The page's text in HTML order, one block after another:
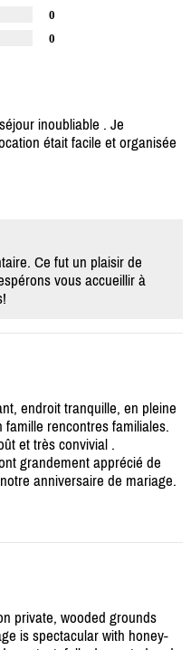
0
0
inoubliable . Je
était facile et organisée
Ce fut un plaisir de
vous accueillir à
endroit tranquille, en pleine
rencontres familiales.
et très convivial .
grandement apprécié de
anniversaire de mariage.
private, wooded grounds
is spectacular with honey-